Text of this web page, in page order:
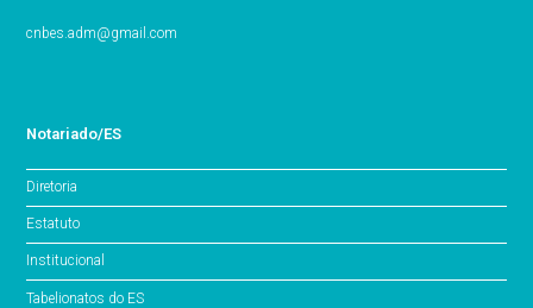
cnbes.adm@gmail.com
Notariado/ES
Diretoria
Estatuto
Institucional
Tabelionatos do ES